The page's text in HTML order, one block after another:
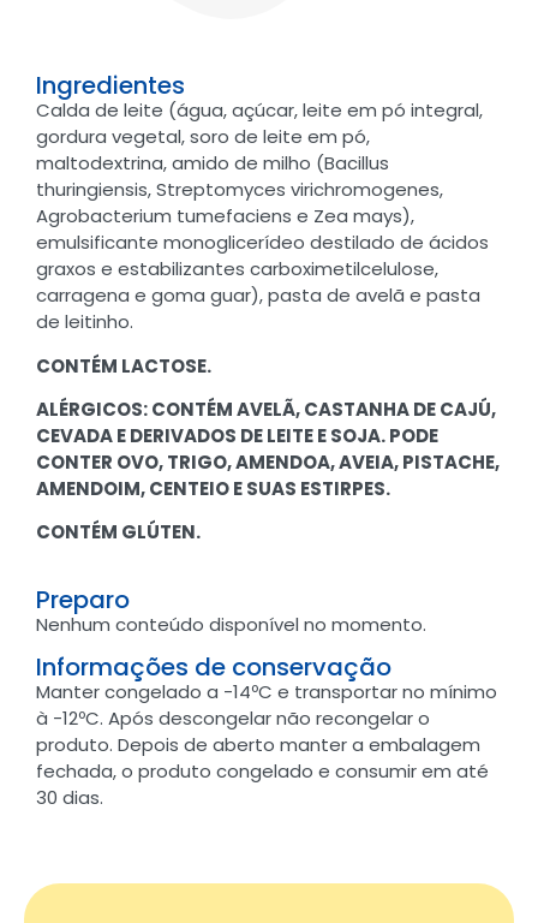
Ingredientes
Calda de leite (água, açúcar, leite em pó integral,
gordura vegetal, soro de leite em pó,
maltodextrina, amido de milho (Bacillus
thuringiensis, Streptomyces virichromogenes,
Agrobacterium tumefaciens e Zea mays),
emulsificante monoglicerídeo destilado de ácidos
graxos e estabilizantes carboximetilcelulose,
carragena e goma guar), pasta de avelã e pasta
de leitinho.
CONTÉM LACTOSE.
ALÉRGICOS: CONTÉM AVELÃ, CASTANHA DE CAJÚ,
CEVADA E DERIVADOS DE LEITE E SOJA. PODE
CONTER OVO, TRIGO, AMENDOA, AVEIA, PISTACHE,
AMENDOIM, CENTEIO E SUAS ESTIRPES.
CONTÉM GLÚTEN.
Preparo
Nenhum conteúdo disponível no momento.
Informações de conservação
Manter congelado a -14ºC e transportar no mínimo
à -12ºC. Após descongelar não recongelar o
produto. Depois de aberto manter a embalagem
fechada, o produto congelado e consumir em até
30 dias.